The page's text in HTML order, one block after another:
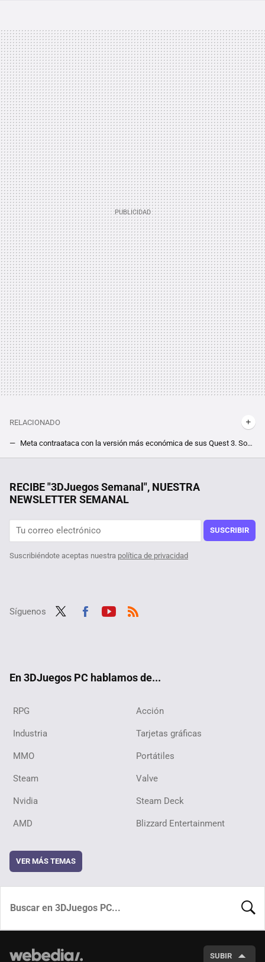
RELACIONADO
Meta contraataca con la versión más económica de sus Quest 3. Son 200 dólares más baratas y llegarán en tan solo dos semanas
Tras jugar 400 horas a The Witcher 3 descubren un nuevo NPC, y su quest en el RPG viene con moraleja acerca de mentir un pelín retorcida
RECIBE "3DJuegos Semanal", NUESTRA
NEWSLETTER SEMANAL
SUSCRIBIR
Suscribiéndote aceptas nuestra política de privacidad
Síguenos
En 3DJuegos PC hablamos de...
RPG Acción
Industria Tarjetas gráficas
MMO Portátiles
Steam Valve
Nvidia Steam Deck
AMD Blizzard Entertainment
VER MÁS TEMAS
SUBIR